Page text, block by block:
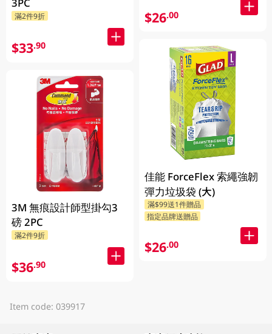
滿2件9折
$33.90
3M 無痕設計師型掛勾3
磅 2PC
滿2件9折
$36.90
$26.00
佳能 ForceFlex 索繩強韌
彈力垃圾袋 (大)
滿$99送1件贈品
指定品牌送贈品
$26.00
Item code: 039917